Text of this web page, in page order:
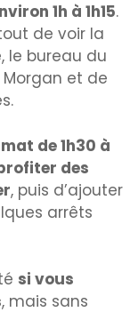
1h à 1h15.
de voir la
le bureau du
et de
de 1h30 à
des
, puis d’ajouter
arrêts
si vous
, mais sans